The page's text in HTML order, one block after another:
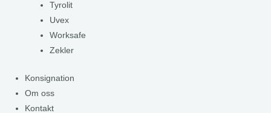
Tyrolit
Uvex
Worksafe
Zekler
Konsignation
Om oss
Kontakt